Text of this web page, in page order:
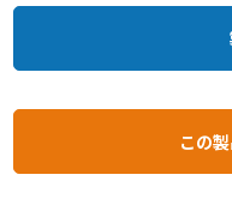
この